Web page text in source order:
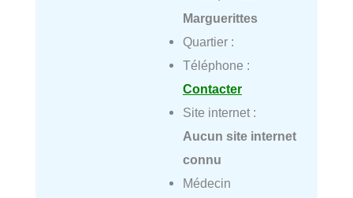
Marguerittes
Quartier :
Téléphone :
Contacter
Site internet :
Aucun site internet
connu
Médecin